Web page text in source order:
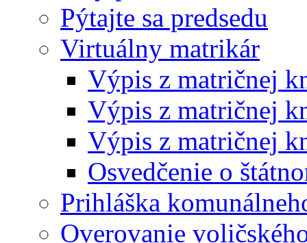
Pýtajte sa predsedu
Virtuálny matrikár
Výpis z matričnej
Výpis z matričnej
Výpis z matričnej
Osvedčenie o
Prihláška
Overovanie